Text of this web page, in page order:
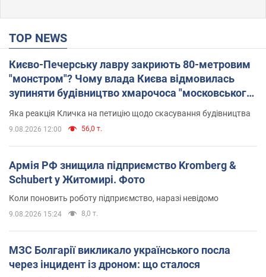
TOP NEWS
Києво-Печерську лавру закриють 80-метровим
"монстром"? Чому влада Києва відмовилась
зупиняти будівництво хмарочоса "московського
вірянина"
Яка реакція Кличка на петицію щодо скасування будівництва
9.08.2026 12:00 56,0 т.
Армія РФ знищила підприємство Kromberg &
Schubert у Житомирі. Фото
Коли поновить роботу підприємство, наразі невідомо
9.08.2026 15:24 8,0 т.
МЗС Болгарії викликало українського посла
через інцидент із дроном: що сталося